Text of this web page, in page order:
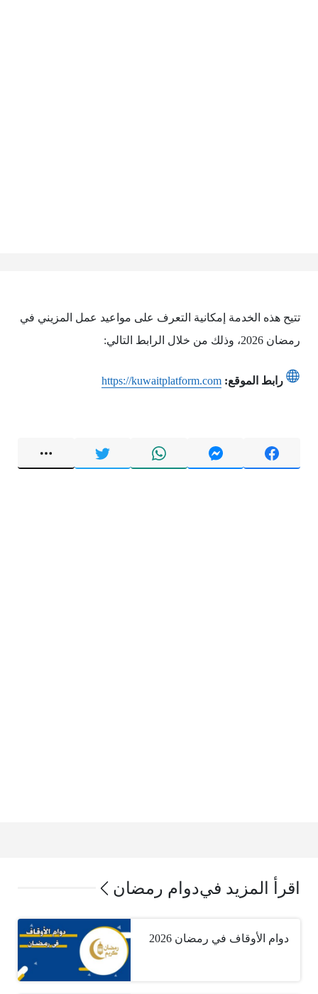
تتيح هذه الخدمة إمكانية التعرف على مواعيد عمل المزيني في
رمضان 2026، وذلك من خلال الرابط التالي:
رابط الموقع: https://kuwaitplatform.com
اقرأ المزيد فيدوام رمضان
دوام الأوقاف في رمضان 2026